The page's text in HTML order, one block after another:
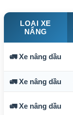
LOẠI XE
NÂNG
🚛 Xe nâng dầu
🚛 Xe nâng dầu
🚛 Xe nâng dầu